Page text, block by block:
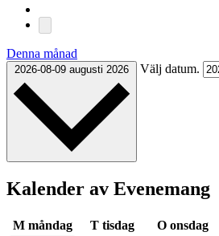
Denna månad
2026-08-09 augusti 2026 Välj datum.
Kalender av Evenemang
M måndag T tisdag O onsdag